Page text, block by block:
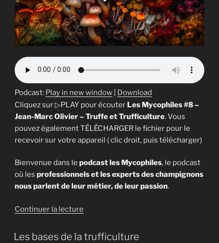
Podcast: Play in new window
Download
Cliquez sur ▷PLAY pour écouter Les Mycophiles #8 –
Jean-Marc Olivier – Truffe et Trufficulture. Vous
pouvez également TÉLÉCHARGER le fichier pour le
recevoir sur votre appareil ( clic droit, puis télécharger)
Bienvenue dans le podcast les Mycophiles, le podcast
où les professionnels et les experts des champignons
nous parlent de leur métier, de leur passion.
Continuer la lecture
Les
Les bases de la trufficulture